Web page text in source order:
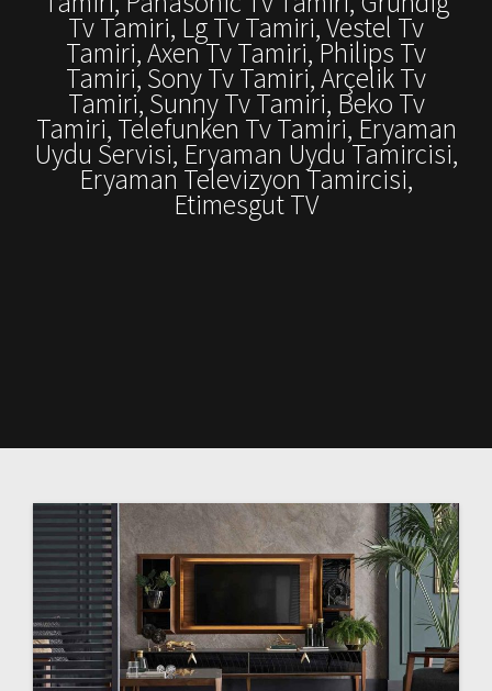
Tv Tamiri, Lg Tv Tamiri, Vestel Tv
Tamiri, Axen Tv Tamiri, Philips Tv
Tamiri, Sony Tv Tamiri, Arçelik Tv
Tamiri, Sunny Tv Tamiri, Beko Tv
Tamiri, Telefunken Tv Tamiri, Eryaman
Uydu Servisi, Eryaman Uydu Tamircisi,
Eryaman Televizyon Tamircisi,
Etimesgut TV